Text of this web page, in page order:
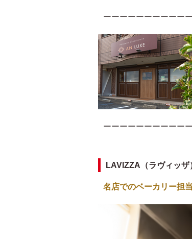
ーーーーーーーーーー
ーーーーーーーーーー
LAVIZZA（ラヴィッ
名店でのベーカリー担